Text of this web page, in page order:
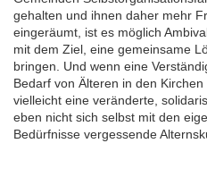
gehalten und ihnen daher mehr
einge­räumt, ist es möglich
mit dem Ziel, eine gemein­same
bringen. Und wenn eine
Bedarf von Älteren in den
vielleicht eine veränderte,
eben nicht sich selbst mit den
Bedürf­nisse vergessende